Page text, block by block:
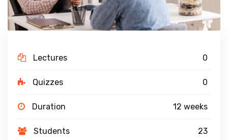
Lectures 0
Quizzes 0
Duration 12 weeks
Students 23